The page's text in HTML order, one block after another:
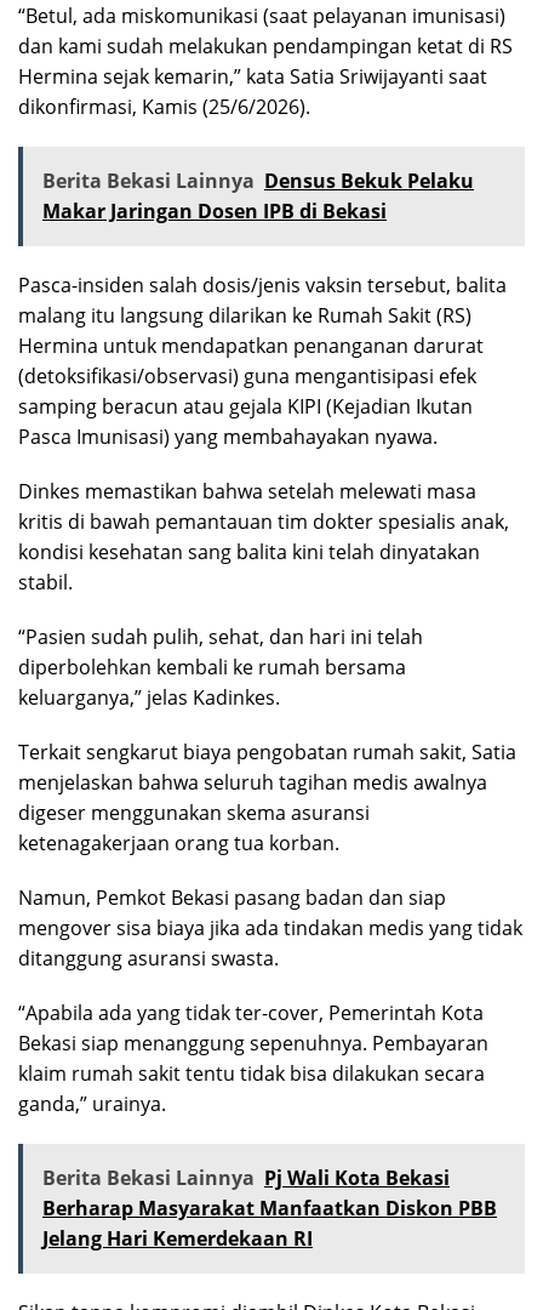
“Betul, ada miskomunikasi (saat pelayanan imunisasi)
dan kami sudah melakukan pendampingan ketat di RS
Hermina sejak kemarin,” kata Satia Sriwijayanti saat
dikonfirmasi, Kamis (25/6/2026).
Berita Bekasi Lainnya Densus Bekuk Pelaku
Makar Jaringan Dosen IPB di Bekasi
Pasca-insiden salah dosis/jenis vaksin tersebut, balita
malang itu langsung dilarikan ke Rumah Sakit (RS)
Hermina untuk mendapatkan penanganan darurat
(detoksifikasi/observasi) guna mengantisipasi efek
samping beracun atau gejala KIPI (Kejadian Ikutan
Pasca Imunisasi) yang membahayakan nyawa.
Dinkes memastikan bahwa setelah melewati masa
kritis di bawah pemantauan tim dokter spesialis anak,
kondisi kesehatan sang balita kini telah dinyatakan
stabil.
“Pasien sudah pulih, sehat, dan hari ini telah
diperbolehkan kembali ke rumah bersama
keluarganya,” jelas Kadinkes.
Terkait sengkarut biaya pengobatan rumah sakit, Satia
menjelaskan bahwa seluruh tagihan medis awalnya
digeser menggunakan skema asuransi
ketenagakerjaan orang tua korban.
Namun, Pemkot Bekasi pasang badan dan siap
mengover sisa biaya jika ada tindakan medis yang tidak
ditanggung asuransi swasta.
“Apabila ada yang tidak ter-cover, Pemerintah Kota
Bekasi siap menanggung sepenuhnya. Pembayaran
klaim rumah sakit tentu tidak bisa dilakukan secara
ganda,” urainya.
Berita Bekasi Lainnya Pj Wali Kota Bekasi
Berharap Masyarakat Manfaatkan Diskon PBB
Jelang Hari Kemerdekaan RI